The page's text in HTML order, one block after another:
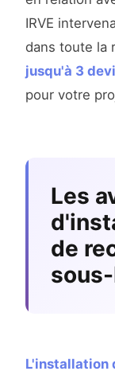
IRVE
dans toute la
jusqu'à 3
pour votre
Les
de
L'installation